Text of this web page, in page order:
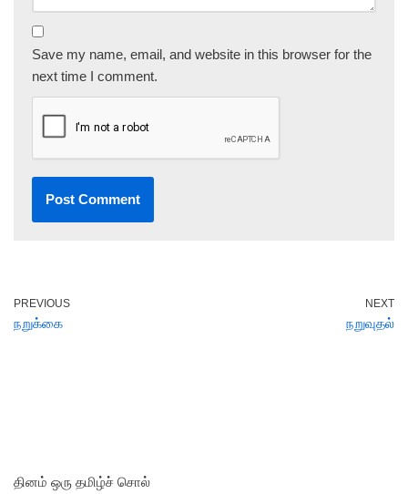
Save my name, email, and website in this browser for the
next time I comment.
PREVIOUS
நறுக்கை
NEXT
நறுவுதல்
தினம் ஒரு தமிழ்ச் சொல்